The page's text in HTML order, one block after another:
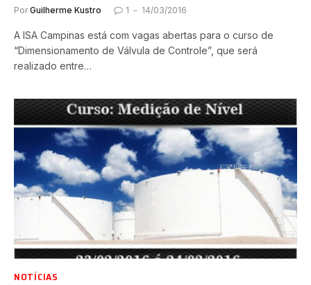
Por Guilherme Kustro 1 14/03/2016
A ISA Campinas está com vagas abertas para o curso de
“Dimensionamento de Válvula de Controle”, que será
realizado entre…
NOTÍCIAS